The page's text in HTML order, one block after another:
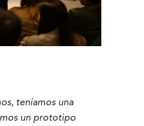
teníamos una
un prototipo